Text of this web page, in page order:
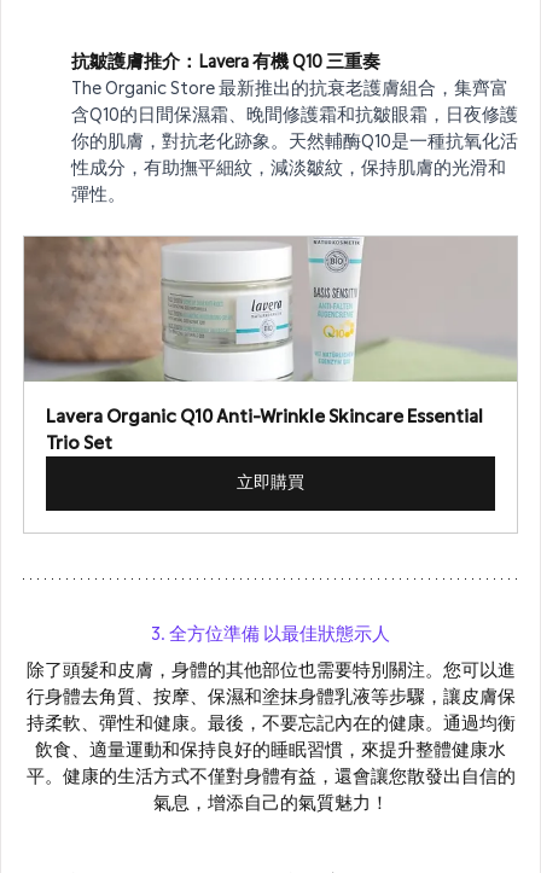
抗皺護膚推介： Lavera 有機 Q10 三重奏
The Organic Store 最新推出的抗衰老護膚組合，集齊富
含Q10的日間保濕霜、晚間修護霜和抗皺眼霜，日夜修護
你的肌膚，對抗老化跡象。天然輔酶Q10是一種抗氧化活
性成分，有助撫平細紋，減淡皺紋，保持肌膚的光滑和
彈性。
Lavera Organic Q10 Anti-Wrinkle Skincare Essential
Trio Set
立即購買
3. 全方位準備 以最佳狀態示人
除了頭髮和皮膚，身體的其他部位也需要特別關注。您可以進
行身體去角質、按摩、保濕和塗抹身體乳液等步驟，讓皮膚保
持柔軟、彈性和健康。最後，不要忘記內在的健康。通過均衡
飲食、適量運動和保持良好的睡眠習慣，來提升整體健康水
平。健康的生活方式不僅對身體有益，還會讓您散發出自信的
氣息，增添自己的氣質魅力！